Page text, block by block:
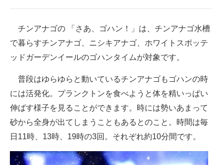
チンアナゴの 「さあ、ゴハン！」は、チンアナゴ水槽
で暮らすチンアナゴ、ニシキアナゴ、ホワイトスポッテ
ッドガーデンイールのゴハンタイムが対象です。
普段はゆらゆらと動いているチンアナゴもゴハンの時
には活発化。プランクトンを食べようと体を精いっぱい
伸ばす様子を見ることができます。時には勢いあまって
砂から全身が出てしまうこともあるとのこと。時間は毎
日11時、13時、19時の3回。それぞれ約10分間です。